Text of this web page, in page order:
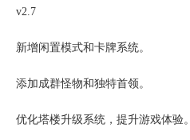
v2.7
新增闲置模式和卡牌系统。
添加成群怪物和独特首领。
优化塔楼升级系统，提升游戏体验。